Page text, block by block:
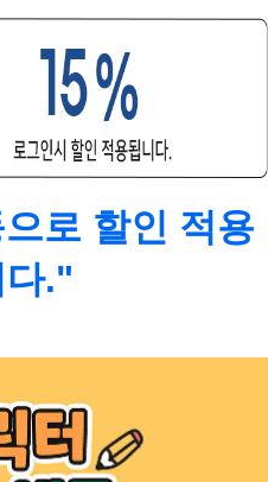
로 할인 적용
다."